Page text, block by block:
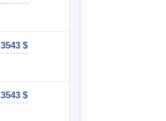
3543 $
3543 $